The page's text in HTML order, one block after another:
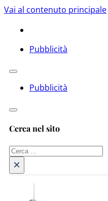
Vai al contenuto principale
Pubblicità
Pubblicità
Cerca nel sito
Cerca
×